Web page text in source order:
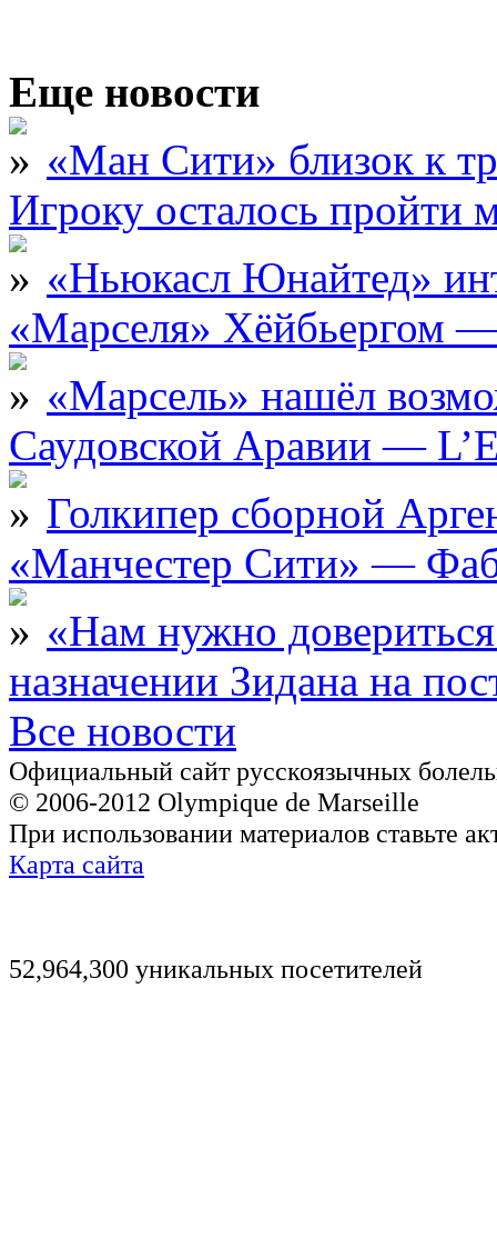
Еще новости
«Ман Сити» близок к
Игроку осталось
«Ньюкасл Юнайтед»
«Марселя» Хёйбьергом
«Марсель» нашёл
Саудовской Аравии —
Голкипер сборной
«Манчестер Сити» —
«Нам нужно
назначении Зидана на
Все новости
Официальный сайт русскоязычных
© 2006-2012 Olympique de Marseille
При использовании материалов ставьте
Карта сайта
52,964,300 уникальных посетителей